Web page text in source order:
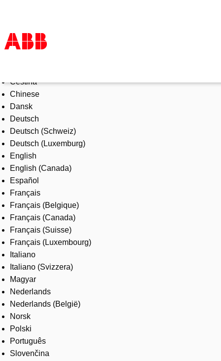
Products & Solutions
Industries
Services
About us
Where to buy
Contact us
Careers
Čeština
Chinese
Dansk
Deutsch
Deutsch (Schweiz)
Deutsch (Luxemburg)
English
English (Canada)
Español
Français
Français (Belgique)
Français (Canada)
Français (Suisse)
Français (Luxembourg)
Italiano
Italiano (Svizzera)
Magyar
Nederlands
Nederlands (België)
Norsk
Polski
Português
Slovenčina